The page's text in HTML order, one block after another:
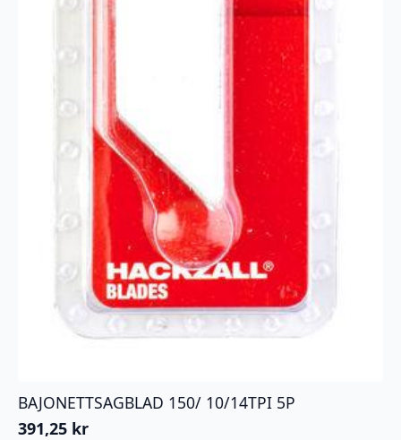
BAJONETTSAGBLAD 150/ 10/14TPI 5P
391,25 kr